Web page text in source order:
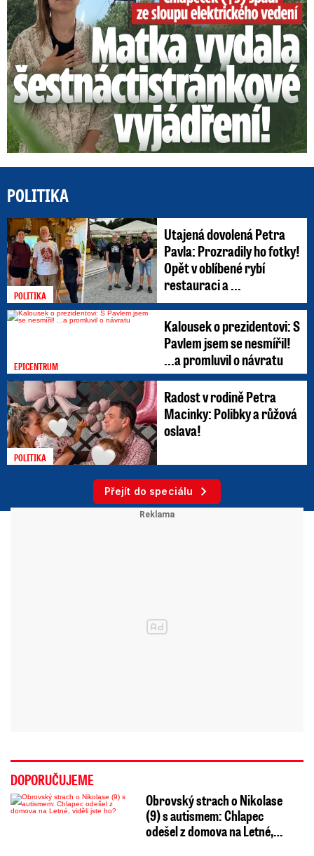
POLITIKA
POLITIKA
Utajená dovolená Petra
Pavla: Prozradily ho fotky!
Opět v oblíbené rybí
restauraci a ...
EPICENTRUM
Kalousek o prezidentovi: S
Pavlem jsem se nesmířil!
...a promluvil o návratu
POLITIKA
Radost v rodině Petra
Macinky: Polibky a růžová
oslava!
Přejít do speciálu
DOPORUČUJEME
Obrovský strach o Nikolase
(9) s autismem: Chlapec
odešel z domova na Letné,…